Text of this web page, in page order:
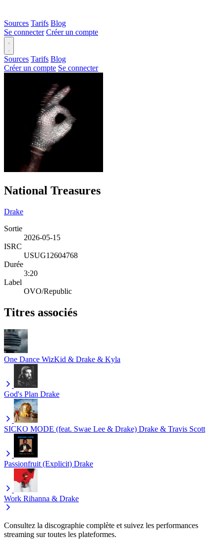
Sources Tarifs Blog
Se connecter Créer un compte
Sources Tarifs Blog
Créer un compte Se connecter
National Treasures
Drake
Sortie
2026-05-15
ISRC
USUG12604768
Durée
3:20
Label
OVO/Republic
Titres associés
One Dance WizKid & Drake & Kyla
God's Plan Drake
SICKO MODE (feat. Swae Lee & Drake) Drake & Travis Scott
Passionfruit (Explicit) Drake
Work Rihanna & Drake
Consultez la discographie complète et suivez les performances
streaming sur toutes les plateformes.